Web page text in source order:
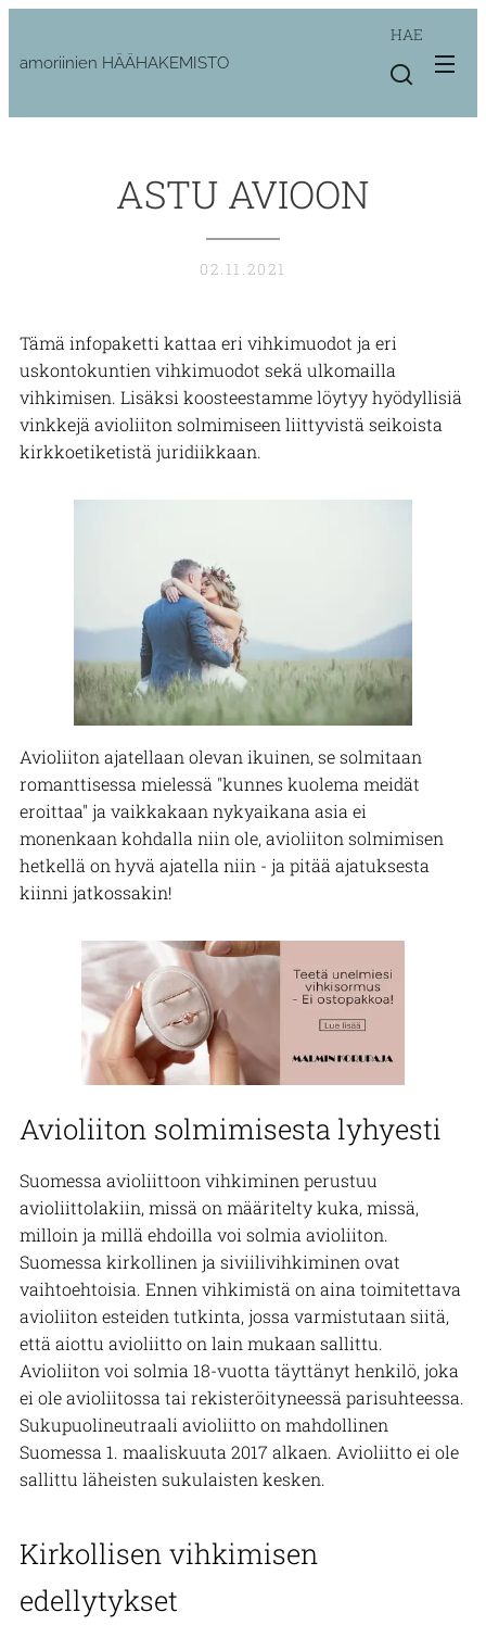
amoriinien HÄÄHAKEMISTO
HAE
ASTU AVIOON
02.11.2021
Tämä infopaketti kattaa eri vihkimuodot ja eri
uskontokuntien vihkimuodot sekä ulkomailla
vihkimisen. Lisäksi koosteestamme löytyy hyödyllisiä
vinkkejä avioliiton solmimiseen liittyvistä seikoista
kirkkoetiketistä juridiikkaan.
Avioliiton ajatellaan olevan ikuinen, se solmitaan
romanttisessa mielessä "kunnes kuolema meidät
eroittaa" ja vaikkakaan nykyaikana asia ei
monenkaan kohdalla niin ole, avioliiton solmimisen
hetkellä on hyvä ajatella niin - ja pitää ajatuksesta
kiinni jatkossakin!
Avioliiton solmimisesta lyhyesti
Suomessa avioliittoon vihkiminen perustuu
avioliittolakiin, missä on määritelty kuka, missä,
milloin ja millä ehdoilla voi solmia avioliiton.
Suomessa kirkollinen ja siviilivihkiminen ovat
vaihtoehtoisia. Ennen vihkimistä on aina toimitettava
avioliiton esteiden tutkinta, jossa varmistutaan siitä,
että aiottu avioliitto on lain mukaan sallittu.
Avioliiton voi solmia 18-vuotta täyttänyt henkilö, joka
ei ole avioliitossa tai rekisteröityneessä parisuhteessa.
Sukupuolineutraali avioliitto on mahdollinen
Suomessa 1. maaliskuuta 2017 alkaen. Avioliitto ei ole
sallittu läheisten sukulaisten kesken.
Kirkollisen vihkimisen
edellytykset